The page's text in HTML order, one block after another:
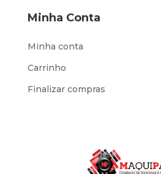
Minha Conta
Minha conta
Carrinho
Finalizar compras